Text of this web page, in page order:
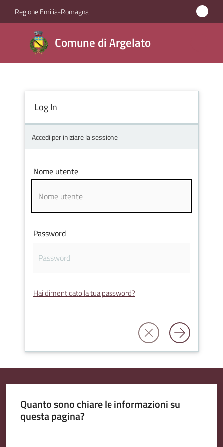
Vai al contenuto
Vai alla navigazione
Vai al footer
Regione Emilia-Romagna
Comune di Argelato
Comune
di
Argelato
Amministrazione
Novità
Servizi
Amministrazione
Seguici
Log In
Accedi per iniziare la sessione
Nome utente
Password
Hai dimenticato la tua password?
Quanto sono chiare le informazioni su
questa pagina?